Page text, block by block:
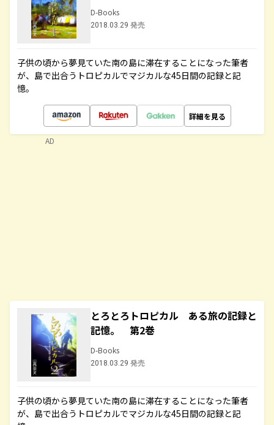
D-Books
2018.03.29 発売
子供の頃から夢見ていた南の島に滞在することになった筆者
が、島で出合うトロピカルでマジカルな45日間の記録と記
憶。
詳細を見る
とろとろトロピカル ある旅の記録と
記憶。 第2巻
D-Books
2018.03.29 発売
子供の頃から夢見ていた南の島に滞在することになった筆者
が、島で出合うトロピカルでマジカルな45日間の記録と記
AD